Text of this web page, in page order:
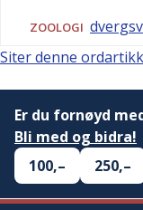
ZOOLOGI
Siter denne
Er du fornøyd
Bli med og bidra!
100,–
250,–